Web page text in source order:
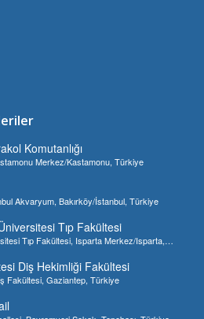
Komutanlığı
Merkez/Kastamonu, Türkiye
Akvaryum, Bakırköy/İstanbul, Türkiye
Tıp Fakültesi
Tıp Fakültesi, Isparta Merkez/Isparta,
Diş Hekimliği Fakültesi
Fakültesi, Gaziantep, Türkiye